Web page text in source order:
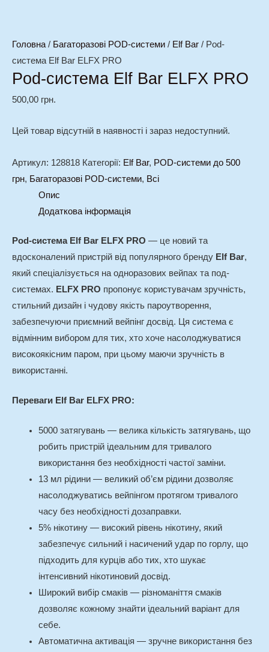
Головна/ Багаторазові POD-системи / Elf Bar / Pod-
система Elf Bar ELFX PRO
Pod-система Elf Bar ELFX PRO
500,00 грн.
Цей товар відсутній в наявності і зараз недоступний.
Артикул: 128818 Категорії: Elf Bar, POD-системи до 500
грн, Багаторазові POD-системи, Всі
Опис
Додаткова інформація
Pod-система Elf Bar ELFX PRO — це новий та
вдосконалений пристрій від популярного бренду Elf Bar,
який спеціалізується на одноразових вейпах та под-
системах. ELFX PRO пропонує користувачам зручність,
стильний дизайн і чудову якість пароутворення,
забезпечуючи приємний вейпінг досвід. Ця система є
відмінним вибором для тих, хто хоче насолоджуватися
високоякісним паром, при цьому маючи зручність в
використанні.
Переваги Elf Bar ELFX PRO:
5000 затягувань — велика кількість затягувань, що
робить пристрій ідеальним для тривалого
використання без необхідності частої заміни.
13 мл рідини — великий об’єм рідини дозволяє
насолоджуватись вейпінгом протягом тривалого
часу без необхідності дозаправки.
5% нікотину — високий рівень нікотину, який
забезпечує сильний і насичений удар по горлу, що
підходить для курців або тих, хто шукає
інтенсивний нікотиновий досвід.
Широкий вибір смаків — різноманіття смаків
дозволяє кожному знайти ідеальний варіант для
себе.
Автоматична активація — зручне використання без